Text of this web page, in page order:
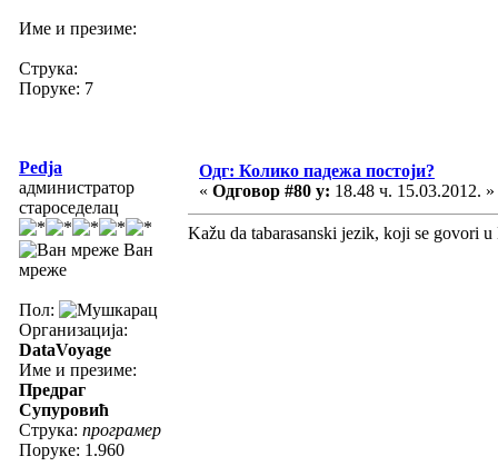
Име и презиме:
Струка:
Поруке: 7
Pedja
администратор
староседелац
Ван
мреже
Пол:
Организација:
DataVoyage
Име и презиме:
Предраг
Супуровић
Струка: програмер
Поруке: 1.960
Одг: Колико падежа постоји?
« Одговор #80 у: 18.48 ч. 15.03.2012. »
Kažu da tabarasanski jezik, koji se govori